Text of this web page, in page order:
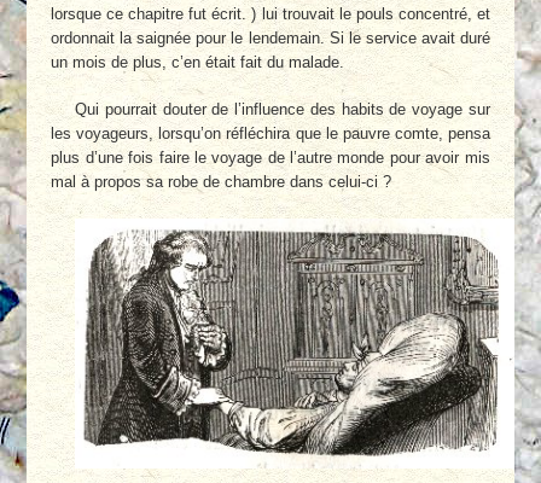
lorsque ce chapitre fut écrit. ) lui trouvait le pouls concentré, et
ordonnait la saignée pour le lendemain. Si le service avait duré
un mois de plus, c’en était fait du malade.
Qui pourrait douter de l’influence des habits de voyage sur
les voyageurs, lorsqu’on réfléchira que le pauvre comte, pensa
plus d’une fois faire le voyage de l’autre monde pour avoir mis
mal à propos sa robe de chambre dans celui-ci ?